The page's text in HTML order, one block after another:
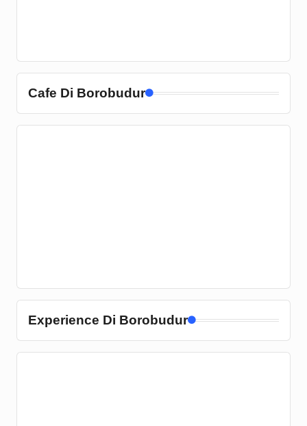
Cafe Di Borobudur
Experience Di Borobudur